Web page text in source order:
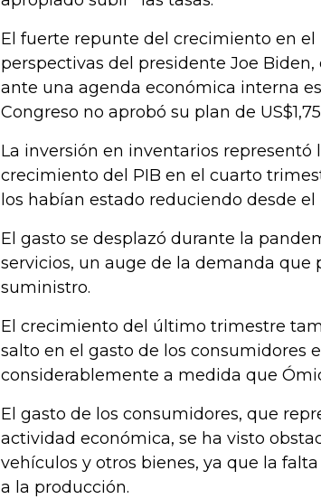
El fuerte repunte del crecimiento en
perspectivas del presidente Joe
ante una agenda económica interna
Congreso no aprobó su plan de
La inversión en inventarios
crecimiento del PIB en el cuarto
los habían estado reduciendo desde
El gasto se desplazó durante la
servicios, un auge de la demanda que
suministro.
El crecimiento del último trimestre
salto en el gasto de los consumidores
considerablemente a medida que
El gasto de los consumidores, que
actividad económica, se ha visto
vehículos y otros bienes, ya que la
a la producción.